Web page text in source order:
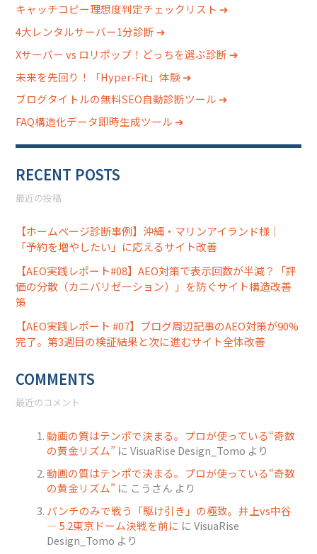
キャッチコピー理想度判定チェックリスト ➔
4大レンタルサーバー1分診断 ➔
Xサーバー vs ロリポップ！どっちを選ぶ診断 ➔
未来を先回り！「Hyper-Fit」体験 ➔
ブログタイトルの無料SEO自動診断ツール ➔
FAQ構造化データ即時生成ツール ➔
RECENT POSTS
最近の投稿
【ホームページ診断事例】沖縄・マリンアイランド様｜
「予約を増やしたい」に応えるサイト改善
【AEO実践レポート#08】AEO対策で表示回数が半減？「評
価の分散（カニバリゼーション）」を防ぐサイト構造改善
策
【AEO実践レポート #07】ブログ周辺記事のAEO対策が90%
完了。第3週目の検証結果と次に進むサイト全体改善
COMMENTS
最近のコメント
動画の質はテンポで決まる。プロが使っている“奇数
の黄金リズム” にVisuaRise Design_Tomo より
動画の質はテンポで決まる。プロが使っている“奇数
の黄金リズム” に こうさん より
パンチのみで戦う「駆け引き」の極致。井上vs中谷
― 5.2東京ドーム決戦を前に にVisuaRise
Design_Tomo より